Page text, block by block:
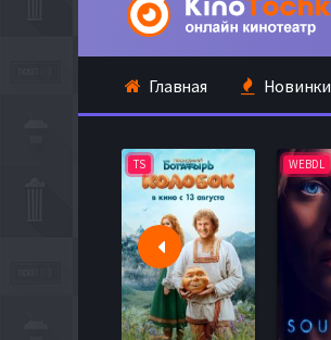
Главная Новинки
TS WEBDL